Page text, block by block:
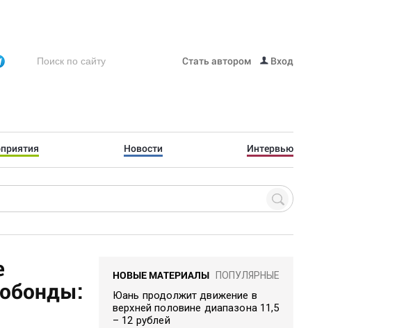
Стать автором Вход
Новости Интервью
НОВЫЕ МАТЕРИАЛЫ ПОПУЛЯРНЫЕ
Юань продолжит движение в
верхней половине диапазона 11,5
– 12 рублей